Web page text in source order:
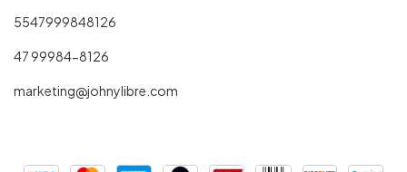
5547999848126
47 99984-8126
marketing@johnylibre.com